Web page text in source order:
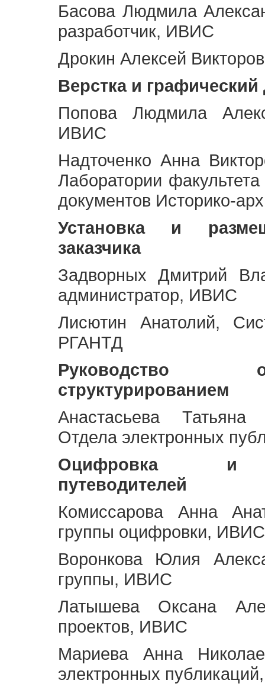
Басова Людмила
разработчик, ИВИС
Дрокин Алексей
Верстка и графический
Попова Людмила
ИВИС
Надточенко Анна
Лаборатории
документов Историко-
Установка и
заказчика
Задворных Дмитрий
администратор, ИВИС
Лисютин Анатолий,
РГАНТД
Руководство
структурированием
Анастасьева Татьяна
Отдела электронных
Оцифровка и
путеводителей
Комиссарова Анна
группы оцифровки, ИВИС
Воронкова Юлия
группы, ИВИС
Латышева Оксана
проектов, ИВИС
Мариева Анна
электронных